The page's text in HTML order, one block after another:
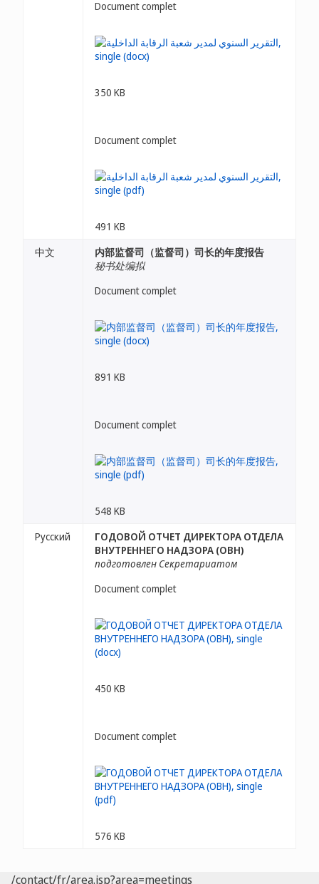
Document complet
350 KB
Document complet
491 KB
中文
内部监督司（监督司）司长的年度报告
秘书处编拟
Document complet
891 KB
Document complet
548 KB
Русский
ГОДОВОЙ ОТЧЕТ ДИРЕКТОРА ОТДЕЛА
ВНУТРЕННЕГО НАДЗОРА (ОВН)
подготовлен Секретариатом
Document complet
450 KB
Document complet
576 KB
/contact/fr/area.jsp?area=meetings